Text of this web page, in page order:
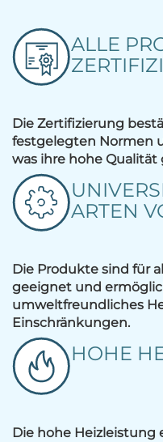
ALLE
Die Zertifizierung
festgelegten Normen
was ihre hohe Qualität
ARTEN
Die Produkte sind für
geeignet und
umweltfreundliches
Einschränkungen.
HOHE
Die hohe Heizleistung